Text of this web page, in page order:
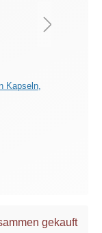
gekauft